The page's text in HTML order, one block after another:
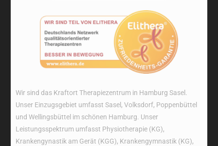
Wir sind das Kraftort Therapiezentrum in Hamburg Sasel.
Unser Einzugsgebiet umfasst Sasel, Volksdorf, Poppenbüttel
und Wellingsbüttel im schönen Hamburg. Unser
Leistungsspektrum umfasst Physiotherapie (KG),
Krankengynastik am Gerät (KGG), Krankengymnastik (KG),